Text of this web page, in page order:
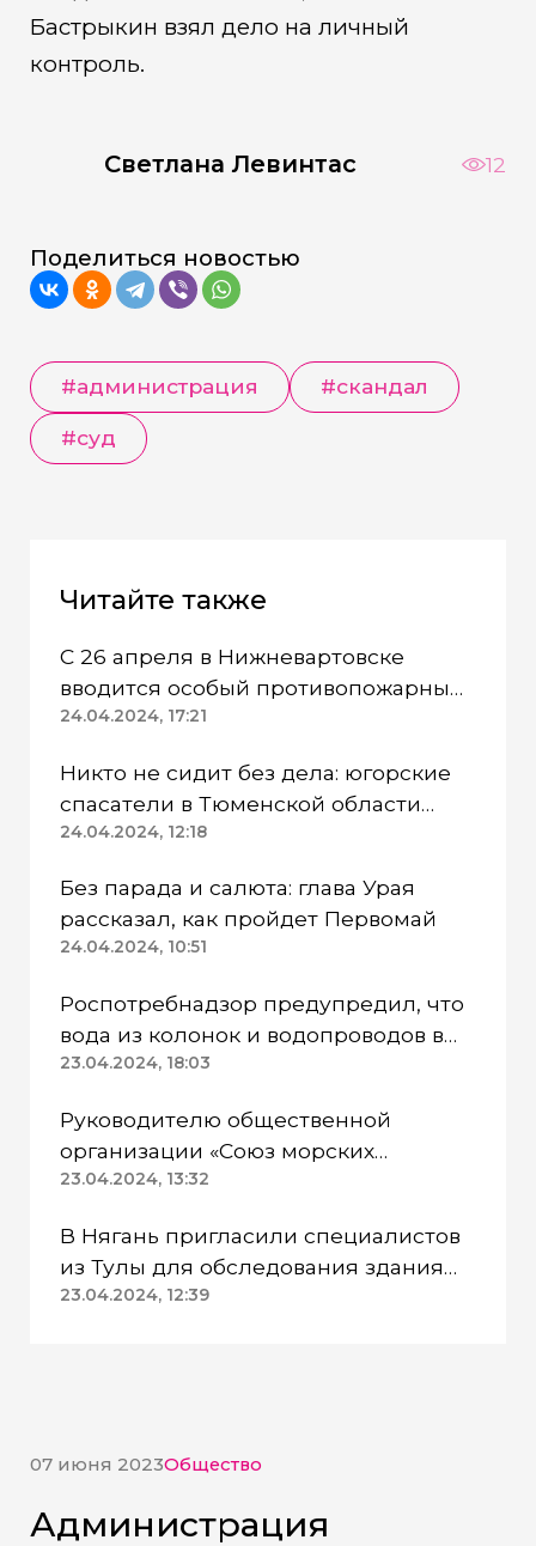
Бастрыкин взял дело на личный
контроль.
Светлана Левинтас 12
Поделиться новостью
#администрация #скандал
#суд
Читайте также
С 26 апреля в Нижневартовске
вводится особый противопожарный
режим
24.04.2024, 17:21
Никто не сидит без дела: югорские
спасатели в Тюменской области
работают в две смены
24.04.2024, 12:18
Без парада и салюта: глава Урая
рассказал, как пройдет Первомай
24.04.2024, 10:51
Роспотребнадзор предупредил, что
вода из колонок и водопроводов в
Казанском районе непригодна для
23.04.2024, 18:03
Руководителю общественной
организации «Союз морских
пехотинцев» Югры вынесли
23.04.2024, 13:32
В Нягань пригласили специалистов
из Тулы для обследования здания
ДК «Геолог»
23.04.2024, 12:39
07 июня 2023Общество
Администрация